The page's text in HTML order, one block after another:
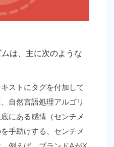
は、主に次のような
ストにタグを付加して
自然言語処理アルゴリ
にある感情（センチメ
手助けする、センチメ